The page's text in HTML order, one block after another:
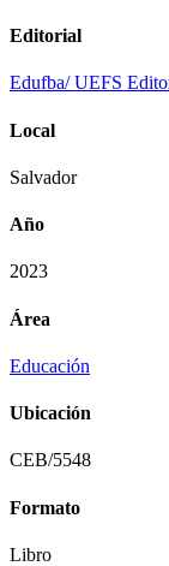
Editorial
Edufba/ UEFS
Local
Salvador
Año
2023
Área
Educación
Ubicación
CEB/5548
Formato
Libro